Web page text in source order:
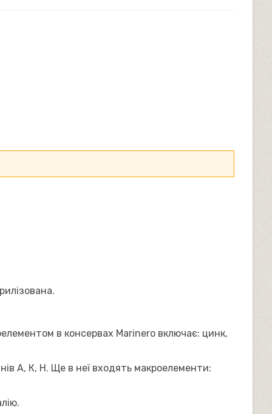
в консервах Marinero включає: цинк,
А, К, Н. Ще в неї входять макроелементи: